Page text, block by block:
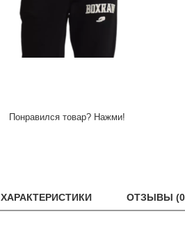
Понравился товар? Нажми!
ХАРАКТЕРИСТИКИ ОТЗЫВЫ